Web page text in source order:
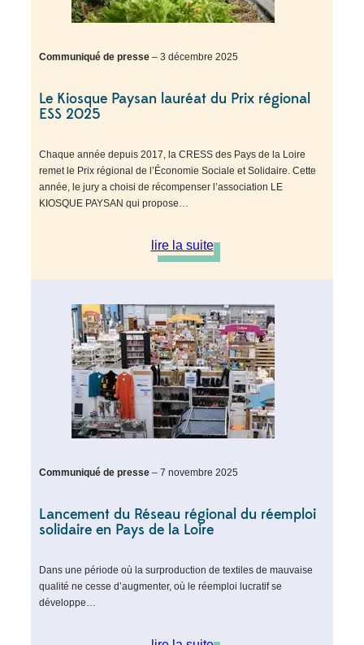
Communiqué de presse – 3 décembre 2025
Le Kiosque Paysan lauréat du Prix régional
ESS 2025
Chaque année depuis 2017, la CRESS des Pays de la Loire
remet le Prix régional de l’Économie Sociale et Solidaire. Cette
année, le jury a choisi de récompenser l’association LE
KIOSQUE PAYSAN qui propose…
lire la suite
Communiqué de presse – 7 novembre 2025
Lancement du Réseau régional du réemploi
solidaire en Pays de la Loire
Dans une période où la surproduction de textiles de mauvaise
qualité ne cesse d’augmenter, où le réemploi lucratif se
développe…